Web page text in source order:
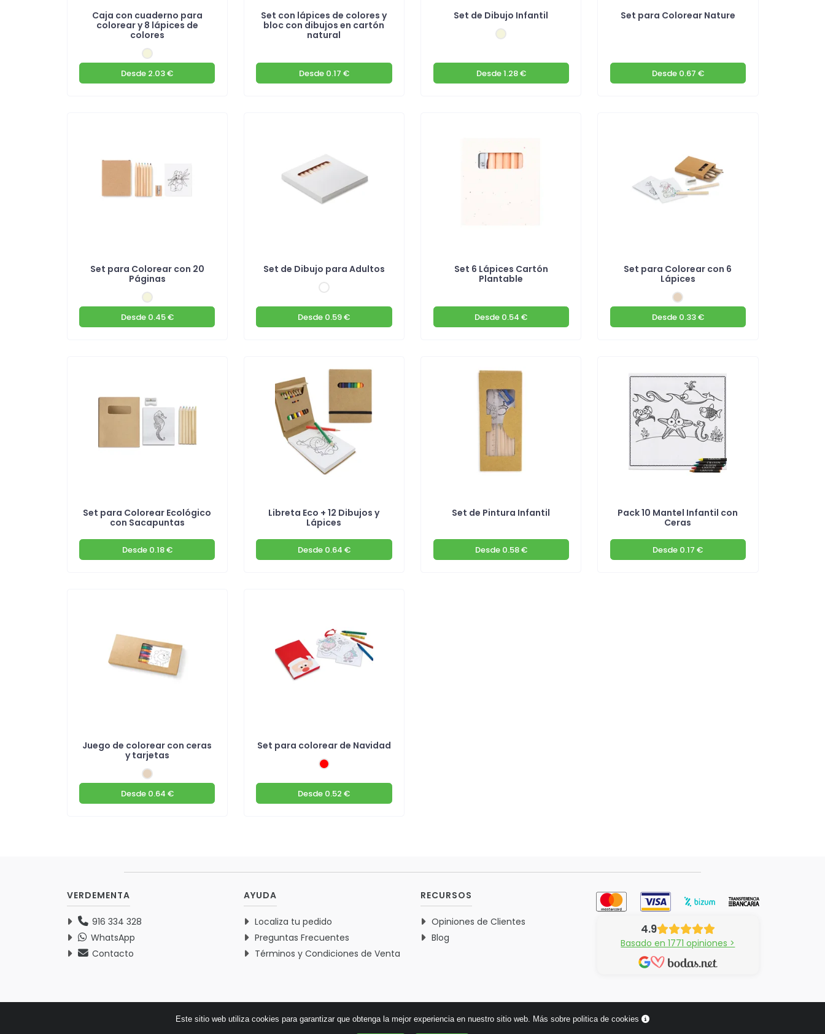
Caja con cuaderno para
colorear y 8 lápices de
colores
Desde 2.03 €
Set con lápices de colores y
bloc con dibujos en cartón
natural
Desde0.17 €
Set de Dibujo Infantil
Desde1.28 €
Set para Colorear Nature
Desde0.67 €
Set para Colorear con 20
Páginas
Desde0.45 €
Set de Dibujo para Adultos
Desde 0.59 €
Set 6 Lápices Cartón
Plantable
Desde 0.54 €
Set para Colorear con 6
Lápices
Desde0.33 €
Set para Colorear Ecológico
con Sacapuntas
Desde0.18 €
Libreta Eco + 12 Dibujos y
Lápices
Desde0.64 €
Set de Pintura Infantil
Desde0.58 €
Pack 10 Mantel Infantil con
Ceras
Desde 0.17 €
Juego de colorear con ceras
y tarjetas
Desde0.64 €
Set para colorear de Navidad
Desde 0.52 €
VERDEMENTA
916 334 328
WhatsApp
Contacto
AYUDA
Localiza tu pedido
Preguntas Frecuentes
Términos y Condiciones de Venta
RECURSOS
Opiniones de Clientes
Blog
4.9
Basado en 1771 opiniones >
Este sitio web utiliza cookies para garantizar que obtenga la mejor experiencia en nuestro sitio web. Más sobre politica de cookies